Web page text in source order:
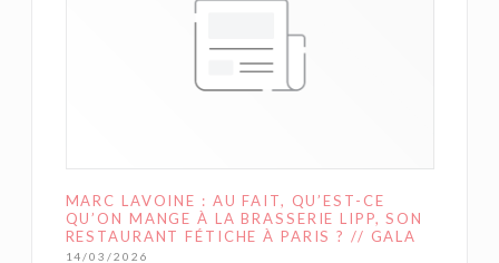
MARC LAVOINE : AU FAIT, QU’EST-CE
QU’ON MANGE À LA BRASSERIE LIPP, SON
RESTAURANT FÉTICHE À PARIS ? // GALA
14/03/2026